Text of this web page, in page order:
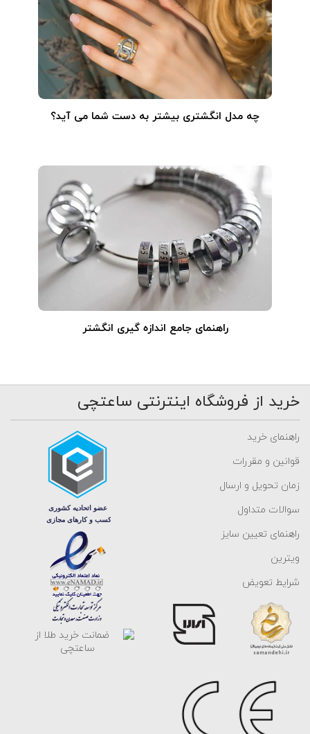
چه مدل انگشتری بیشتر به دست شما می آید؟
راهنمای جامع اندازه گیری انگشتر
خرید از فروشگاه اینترنتی ساعتچی
راهنمای خرید
قوانین و مقررات
زمان تحویل و ارسال
سوالات متداول
راهنمای تعیین سایز
ویترین
شرایط تعویض